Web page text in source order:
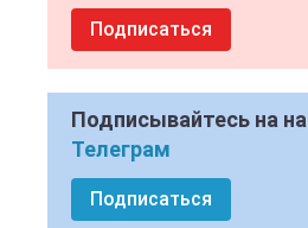
Подписаться
Подписывайтесь на
Телеграм
Подписаться